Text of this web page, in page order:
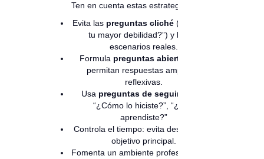
Ten en cuenta estas estrategias:
Evita las preguntas cliché(“¿Cuál es
tu mayor debilidad?”) y busca
escenarios reales.
Formula preguntas abiertas
permitan respuestas amplias y
reflexivas.
Usa preguntas de seguimiento
“¿Cómo lo hiciste?”, “¿Qué
aprendiste?”
Controla el tiempo: evita desviarte del
objetivo principal.
Fomenta un ambiente profesional pero